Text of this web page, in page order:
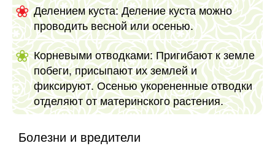
Делением куста: Деление куста можно
проводить весной или осенью.
Корневыми отводками: Пригибают к земле
побеги, присыпают их землей и
фиксируют. Осенью укорененные отводки
отделяют от материнского растения.
Болезни и вредители